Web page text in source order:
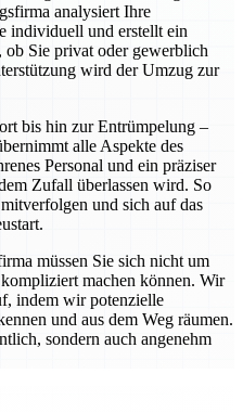
analysiert Ihre
individuell und erstellt ein
ob Sie privat oder gewerblich
wird der Umzug zur
bis hin zur Entrümpelung –
alle Aspekte des
Personal und ein präziser
Zufall überlassen wird. So
und sich auf das
müssen Sie sich nicht um
machen können. Wir
indem wir potenzielle
und aus dem Weg räumen.
sondern auch angenehm